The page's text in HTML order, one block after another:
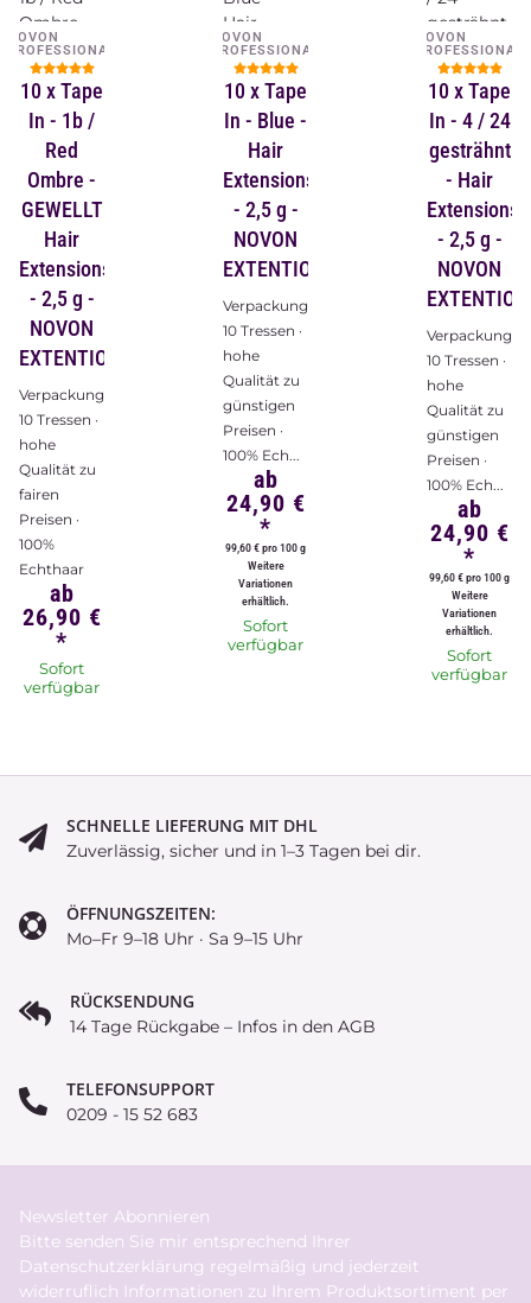
NOVON
PROFESSIONAL
10 x Tape
In - 1b /
Red
Ombre -
GEWELLT
Hair
Extensions
- 2,5 g -
NOVON
EXTENTIONS
Verpackungsinhalt:
10 Tressen ·
hohe
Qualität zu
fairen
Preisen ·
100%
Echthaar
ab
26,90 €
*
Sofort
verfügbar
NOVON
PROFESSIONAL
10 x Tape
In - Blue -
Hair
Extensions
- 2,5 g -
NOVON
EXTENTIONS
Verpackungsinhalt:
10 Tressen ·
hohe
Qualität zu
günstigen
Preisen ·
100% Ech...
ab
24,90 €
*
99,60 € pro 100 g
Weitere
Variationen
erhältlich.
Sofort
verfügbar
NOVON
PROFESSIONAL
10 x Tape
In - 4 / 24
gesträhnt
- Hair
Extensions
- 2,5 g -
NOVON
10 Tressen ·
hohe
Qualität zu
günstigen
Preisen ·
100% Ech...
ab
24,90 €
*
99,60 € pro 100 g
Weitere
Variationen
erhältlich.
Sofort
verfügbar
SCHNELLE LIEFERUNG MIT DHL
Zuverlässig, sicher und in 1–3 Tagen bei dir.
ÖFFNUNGSZEITEN:
Mo–Fr 9–18 Uhr · Sa 9–15 Uhr
RÜCKSENDUNG
14 Tage Rückgabe – Infos in den AGB
TELEFONSUPPORT
0209 - 15 52 683
Newsletter Abonnieren
Bitte senden Sie mir entsprechend Ihrer
Datenschutzerklärung regelmäßig und jederzeit
widerruflich Informationen zu Ihrem Produktsortiment per